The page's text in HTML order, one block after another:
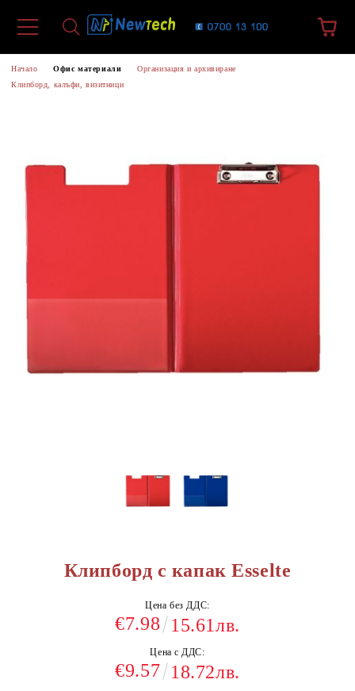
Начало Офис материали
Организация и архивиране
Клипборд, калъфи, визитници
Клипборд с капак Esselte
Цена без ДДС:
€7.98 15.61лв.
Цена с ДДС:
€9.57 18.72лв.